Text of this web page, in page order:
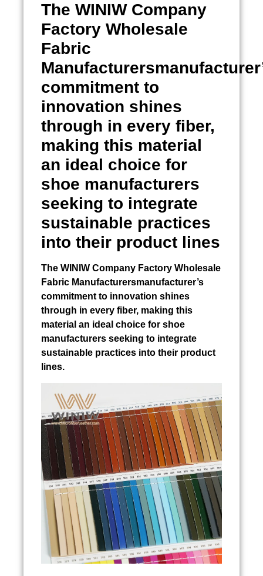
The WINIW Company
Factory Wholesale
Fabric
commitment to
innovation shines
through in every fiber,
making this material
an ideal choice for
shoe manufacturers
seeking to integrate
sustainable practices
into their product lines
The WINIW Company Factory Wholesale
Fabric Manufacturersmanufacturer’s
commitment to innovation shines
through in every fiber, making this
material an ideal choice for shoe
manufacturers seeking to integrate
sustainable practices into their product
lines.